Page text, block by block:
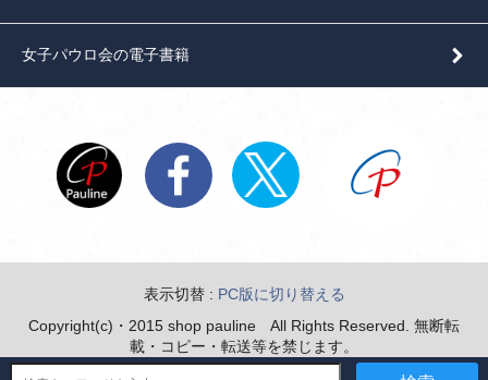
女子パウロ会の電子書籍
表示切替 : PC版に切り替える
Copyright(c)・2015 shop pauline All Rights Reserved. 無断転
載・コピー・転送等を禁じます。